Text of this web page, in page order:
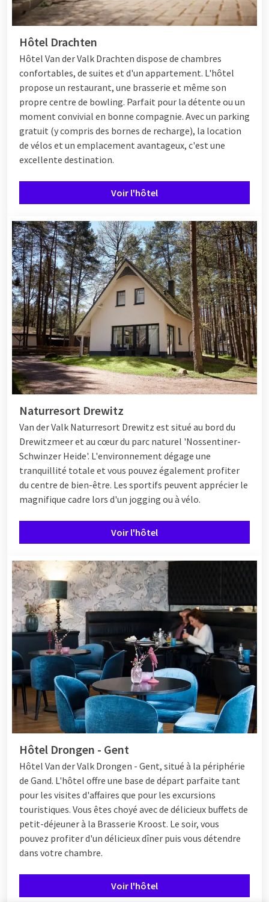
Hôtel Drachten
Hôtel Van der Valk Drachten dispose de chambres
confortables, de suites et d'un appartement. L'hôtel
propose un restaurant, une brasserie et même son
propre centre de bowling. Parfait pour la détente ou un
moment convivial en bonne compagnie. Avec un parking
gratuit (y compris des bornes de recharge), la location
de vélos et un emplacement avantageux, c'est une
excellente destination.
Voir l'hôtel
Naturresort Drewitz
Van der Valk Naturresort Drewitz est situé au bord du
Drewitzmeer et au cœur du parc naturel 'Nossentiner-
Schwinzer Heide'. L'environnement dégage une
tranquillité totale et vous pouvez également profiter
du centre de bien-être. Les sportifs peuvent apprécier le
magnifique cadre lors d'un jogging ou à vélo.
Voir l'hôtel
Hôtel Drongen - Gent
Hôtel Van der Valk Drongen - Gent, situé à la périphérie
de Gand. L'hôtel offre une base de départ parfaite tant
pour les visites d'affaires que pour les excursions
touristiques. Vous êtes choyé avec de délicieux buffets de
petit-déjeuner à la Brasserie Kroost. Le soir, vous
pouvez profiter d'un délicieux dîner puis vous détendre
dans votre chambre.
Voir l'hôtel